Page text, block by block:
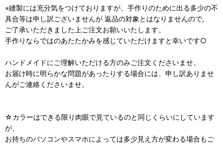
⭐︎縫製には充分気をつけておりますが、手作りのために出る多少の不
具合等は申し訳ございませんが 返品の対象とはなりませんので,
ご了承いただきました上ご注文お願いいたします。
手作りならではのあたたかみを感じていただけますと幸いです○
ハンドメイドにご理解いただける方のみご注文くださいませ。
お届け時に明らかな問題があったりする場合には、申し訳ありませ
んがご連絡くださいませ。
☆カラーはできる限り肉眼で見ているのと同じくらいにしています
が、
お持ちのパソコンやスマホによっては多少見え方が変わる場合もご